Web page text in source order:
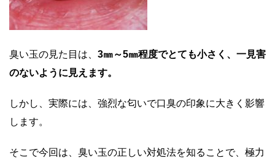
臭い玉の見た目は、 3㎜～5㎜程度でとても小さく、一見害
のないように見えます。
しかし、実際には、強烈な匂いで口臭の印象に大きく影響
します。
そこで今回は、臭い玉の正しい対処法を知ることで、極力